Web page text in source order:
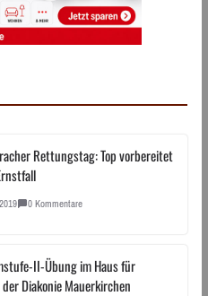
Rettungstag: Top vorbereitet
0 Kommentare
II-Übung im Haus für
Diakonie Mauerkirchen